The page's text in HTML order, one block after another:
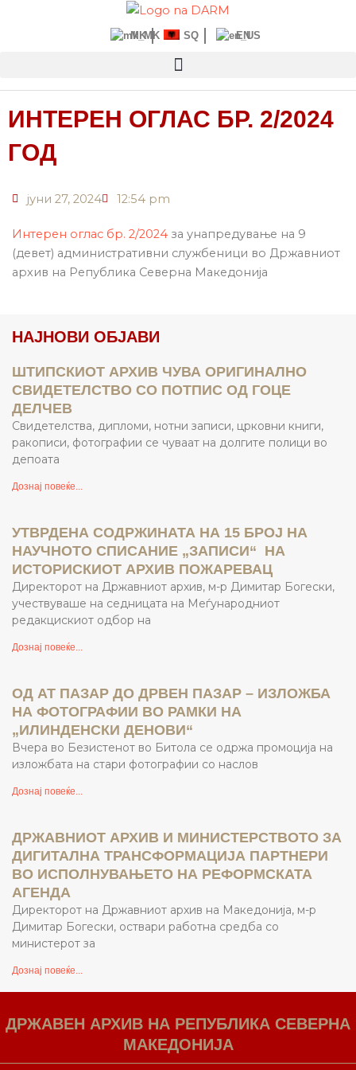
MK SQ EN
ИНТЕРЕН ОГЛАС БР. 2/2024
ГОД
јуни 27, 2024 12:54 pm
Интерен оглас бр. 2/2024 за унапредување на 9
(девет) административни службеници во Државниот
архив на Република Северна Македонија
НАЈНОВИ ОБЈАВИ
ШТИПСКИОТ АРХИВ ЧУВА ОРИГИНАЛНО
СВИДЕТЕЛСТВО СО ПОТПИС ОД ГОЦЕ
ДЕЛЧЕВ
Свидетелства, дипломи, нотни записи, црковни книги,
ракописи, фотографии се чуваат на долгите полици во
депоата
Дознај повеќе...
УТВРДЕНА СОДРЖИНАТА НА 15 БРОЈ НА
НАУЧНОТО СПИСАНИЕ „ЗАПИСИ“ НА
ИСТОРИСКИОТ АРХИВ ПОЖАРЕВАЦ
Директорот на Државниот архив, м-р Димитар Богески,
учествуваше на седницата на Меѓународниот
редакцискиот одбор на
Дознај повеќе...
ОД АТ ПАЗАР ДО ДРВЕН ПАЗАР – ИЗЛОЖБА
НА ФОТОГРАФИИ ВО РАМКИ НА
„ИЛИНДЕНСКИ ДЕНОВИ“
Вчера во Безистенот во Битола се одржа промоција на
изложбата на стари фотографии со наслов
Дознај повеќе...
ДРЖАВНИОТ АРХИВ И МИНИСТЕРСТВОТО ЗА
ДИГИТАЛНА ТРАНСФОРМАЦИЈА ПАРТНЕРИ
ВО ИСПОЛНУВАЊЕТО НА РЕФОРМСКАТА
АГЕНДА
Директорот на Државниот архив на Македонија, м-р
Димитар Богески, оствари работна средба со
министерот за
Дознај повеќе...
ДРЖАВЕН АРХИВ НА РЕПУБЛИКА СЕВЕРНА
МАКЕДОНИЈА